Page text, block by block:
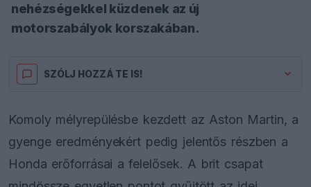
nehézségekkel küzdenek az új
motorszabályok korszakában.
SZÓLJ HOZZÁ TE IS!
Komoly mélyrepülésbe kezdett az Aston Martin, a
gyenge eredményekért pedig jelentős részben a
Honda erőforrásai a felelősek. A brit csapat